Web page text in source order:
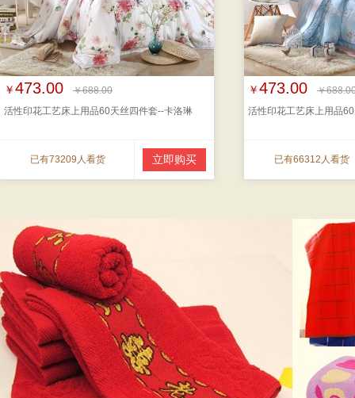
￥473.00
￥688.00
活性印花工艺床上用品60天丝四件套--卡洛琳
已有73209人看货 立即购买
￥473.00
￥
活性印花工艺床上用品
已有66312人看货